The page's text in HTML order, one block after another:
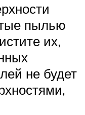
пылью
их,
не будет